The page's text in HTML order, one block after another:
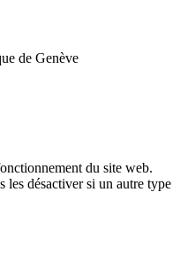
de Genève
du site web.
les désactiver si un autre type